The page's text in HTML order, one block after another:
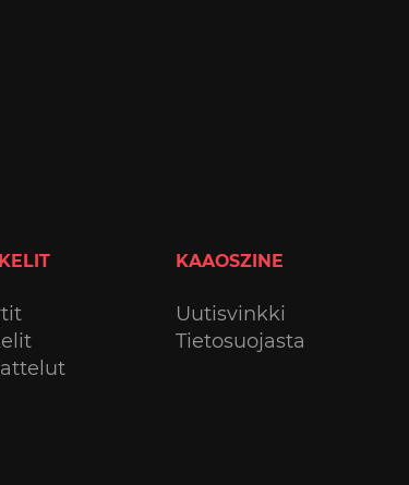
KAAOSZINE
Uutisvinkki
Tietosuojasta